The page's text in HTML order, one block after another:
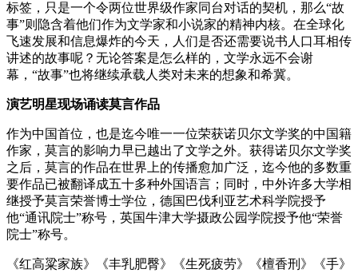
标签，只是一个令两位世界级作家同台对话的契机，那么“故
事”则隐含着他们作为文学家和小说家的精神内核。在全球化
飞速发展和信息爆炸的今天，人们是否还需要说书人口耳相传
讲述的故事呢？无论答案是怎么样的，文学永远不会谢
幕，“故事”也将继续承载人类对未来的想象和希冀。
演艺明星现场诵读莫言作品
作为中国首位，也是迄今唯一一位荣获诺贝尔文学奖的中国籍
作家，莫言的影响力早已越出了文学之外。获得诺贝尔文学奖
之后，莫言的作品在世界上的传播愈加广泛，迄今他的多数重
要作品已被翻译成五十多种外国语言；同时，中外许多大学相
继授予莫言荣誉博士学位，德国巴伐利亚艺术科学院授予
他“通讯院士”称号，英国牛津大学摄政公园学院授予他“荣誉
院士”称号。
《红高粱家族》《丰乳肥臀》《生死疲劳》《檀香刑》《手》